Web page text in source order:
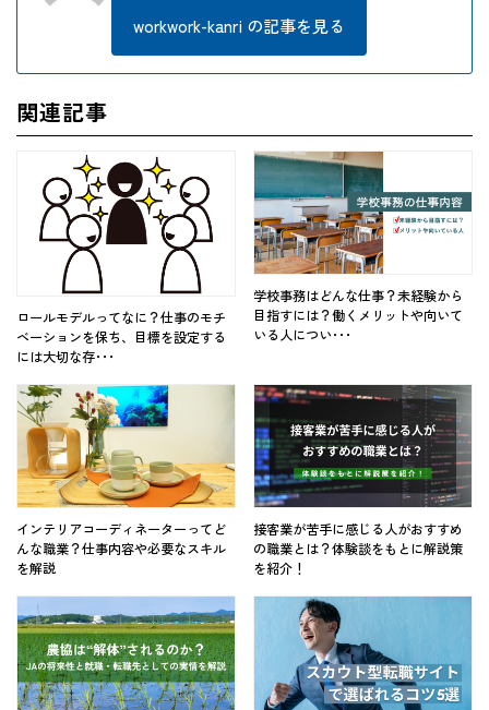
workwork-kanri の記事を見る
関連記事
ロールモデルってなに？仕事のモチ
ベーションを保ち、目標を設定する
には大切な存･･･
学校事務はどんな仕事？未経験から
目指すには？働くメリットや向いて
いる人につい･･･
インテリアコーディネーターってど
んな職業？仕事内容や必要なスキル
を解説
接客業が苦手に感じる人がおすすめ
の職業とは？体験談をもとに解説策
を紹介！